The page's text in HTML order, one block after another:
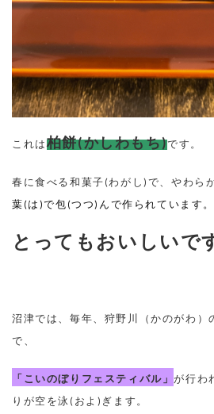
これは柏餅(かしわもち)です。
春に食べる和菓子(わがし)で、やわら
葉 ( は )で包 (つつ ) んで作られています。
とってもおいしいで
沼津では、毎年、狩野川（かのがわ）
で、
「こいのぼりフェスティバル」が行わ
りが空を泳 ( およ ) ぎます。